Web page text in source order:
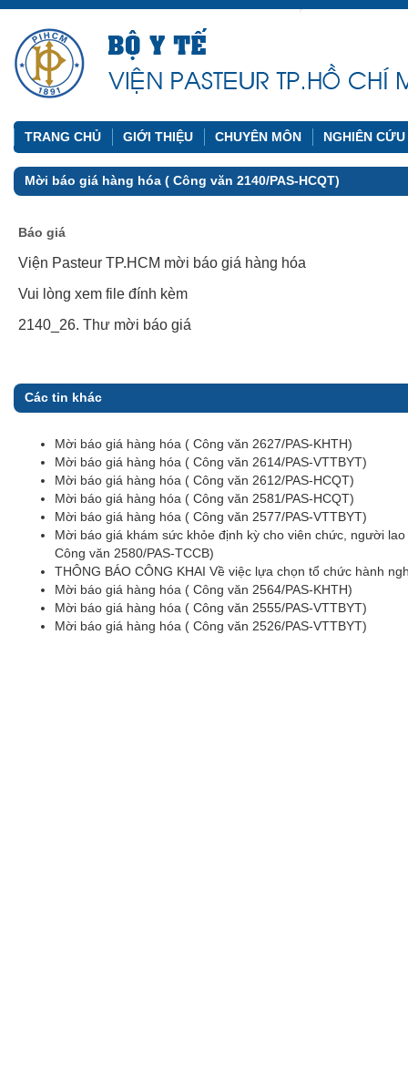
TRANG CHỦ GIỚI THIỆU CHUYÊN MÔN NGHIÊN
Mời báo giá hàng hóa ( Công văn 2140/PAS-HCQT)
Báo giá
Viện Pasteur TP.HCM mời báo giá hàng hóa
Vui lòng xem file đính kèm
2140_26. Thư mời báo giá
Các tin khác
Mời báo giá hàng hóa ( Công văn 2627/PAS-KHTH)
Mời báo giá hàng hóa ( Công văn 2614/PAS-VTTBYT)
Mời báo giá hàng hóa ( Công văn 2612/PAS-HCQT)
Mời báo giá hàng hóa ( Công văn 2581/PAS-HCQT)
Mời báo giá hàng hóa ( Công văn 2577/PAS-VTTBYT)
Mời báo giá khám sức khỏe định kỳ cho viên chức, người
Công văn 2580/PAS-TCCB)
THÔNG BÁO CÔNG KHAI Về việc lựa chọn tổ chức hành
Mời báo giá hàng hóa ( Công văn 2564/PAS-KHTH)
Mời báo giá hàng hóa ( Công văn 2555/PAS-VTTBYT)
Mời báo giá hàng hóa ( Công văn 2526/PAS-VTTBYT)